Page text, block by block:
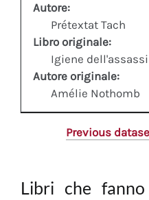
Autore:
Prétextat Tach
Libro originale:
Igiene
Autore originale:
Amélie Nothomb
Previous
Libri che